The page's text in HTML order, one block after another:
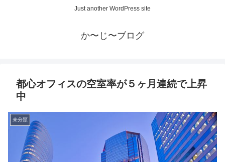
Just another WordPress site
か〜じ〜ブログ
都心オフィスの空室率が５ヶ月連続で上昇
中
未分類